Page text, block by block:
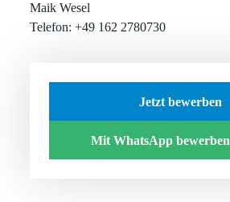
Maik Wesel
Telefon: +49 162 2780730
Jetzt bewerben
Mit WhatsApp bewerben